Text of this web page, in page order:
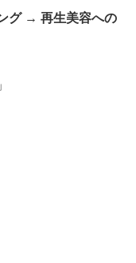
グ → 再生美容への